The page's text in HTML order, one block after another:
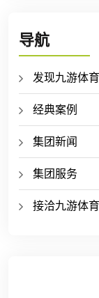
导航
发现九游体育
经典案例
集团新闻
集团服务
接洽九游体